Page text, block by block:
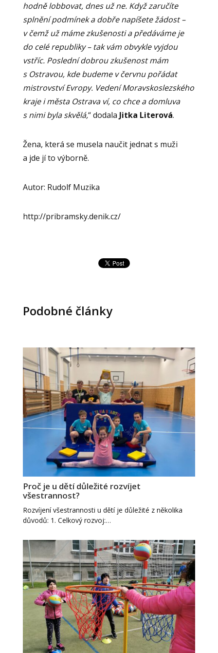
hodně lobbovat, dnes už ne. Když zaručíte
splnění podmínek a dobře napíšete žádost –
v čemž už máme zkušenosti a předáváme je
do celé republiky – tak vám obvykle vyjdou
vstříc. Poslední dobrou zkušenost mám
s Ostravou, kde budeme v červnu pořádat
mistrovství Evropy. Vedení Moravskoslezského
kraje i města Ostrava ví, co chce a domluva
s nimi byla skvělá,“ dodala Jitka Literová.
Žena, která se musela naučit jednat s muži
a jde jí to výborně.
Autor: Rudolf Muzika
http://pribramsky.denik.cz/
Podobné články
Proč je u dětí důležité rozvíjet
všestrannost?
Rozvíjení všestrannosti u dětí je důležité z několika
důvodů: 1. Celkový rozvoj:…